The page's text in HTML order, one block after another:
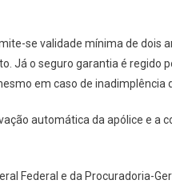
se validade mínima de dois
Já o seguro garantia é regido
em caso de inadimplência
automática da apólice e a
Federal e da Procuradoria-